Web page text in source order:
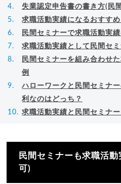
失業認定申告書の書き方(民
求職活動実績になるおすす
民間セミナーで求職活動実
求職活動実績として民間セ
民間セミナーを組み合わせ
例
ハローワークと民間セミナ
利なのはどっち？
求職活動実績と民間セミナ
民間セミナーも求職活
可)